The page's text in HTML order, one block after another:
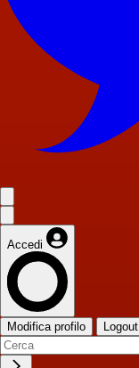
Accedi
Modifica profilo Logout